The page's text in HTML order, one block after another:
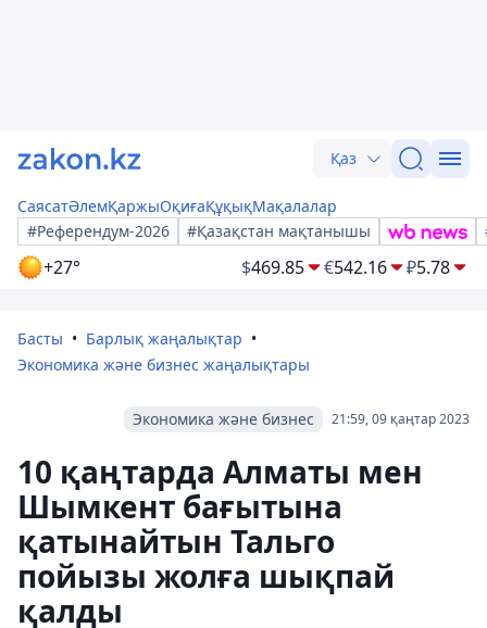
Қаз
СаясатӘлемҚаржыОқиғаҚұқықМақалалар
#Референдум-2026
#Қазақстан мақтанышы
+27° $469.85 €542.16 ₽5.78
Басты
Барлық жаңалықтар
Экономика және бизнес жаңалықтары
21:59, 09 қаңтар 2023
Экономика және бизнес
10 қаңтарда Алматы мен
Шымкент бағытына
қатынайтын Тальго
пойызы жолға шықпай
қалды